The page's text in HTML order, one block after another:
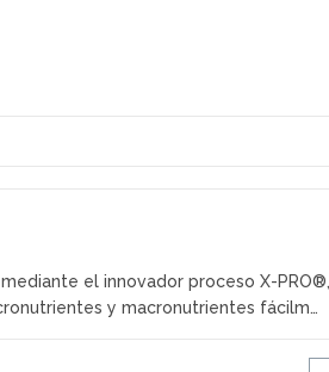
el innovador proceso X-PRO®,
y macronutrientes fácilm…